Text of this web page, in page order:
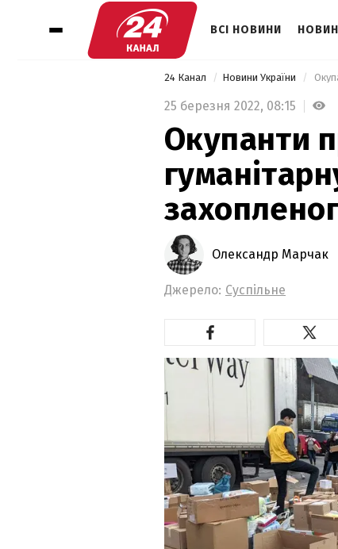
ВСІ НОВИНИ
24 Канал Новини України
25 березня 2022, 08:15
Окупанти
Олександр Марчак
Джерело: Суспільне